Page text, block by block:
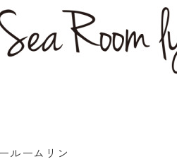
ルームリン